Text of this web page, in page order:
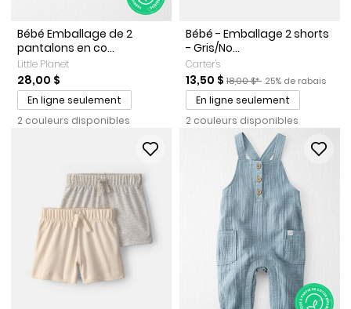
Bébé Emballage de 2
pantalons en co...
Little Planet
28,00 $
En ligne seulement
2 couleurs disponibles
Bébé - Emballage 2 shorts
- Gris/No...
Carter's
Prix de solde
13,50 $Prix ​​de détail suggéré par
18,00 $* Pourcentage de
25% de rabais
En ligne seulement
2 couleurs disponibles